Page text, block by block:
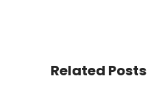
Related Posts